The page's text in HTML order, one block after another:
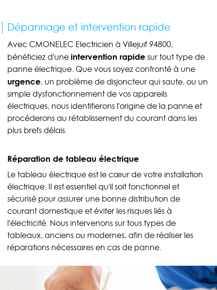
Dépannage et intervention rapide
Avec CMONELEC Electricien à Villejuif 94800,
bénéficiez d'uneintervention rapidesur tout type de
panne électrique. Que vous soyez confronté à une
urgence, un problème de disjoncteur qui saute, ou un
simple dysfonctionnement de vos appareils
électriques, nous identifierons l'origine de la panne et
procéderons au rétablissement du courant dans les
plus brefs délais.
Réparation de tableau électrique
Le tableau électrique est le cœur de votre installation
électrique. Il est essentiel qu'il soit fonctionnel et
sécurisé pour assurer une bonne distribution de
courant domestique et éviter les risques liés à
l'électricité. Nous intervenons sur tous types de
tableaux, anciens ou modernes, afin de réaliser les
réparations nécessaires en cas de panne.